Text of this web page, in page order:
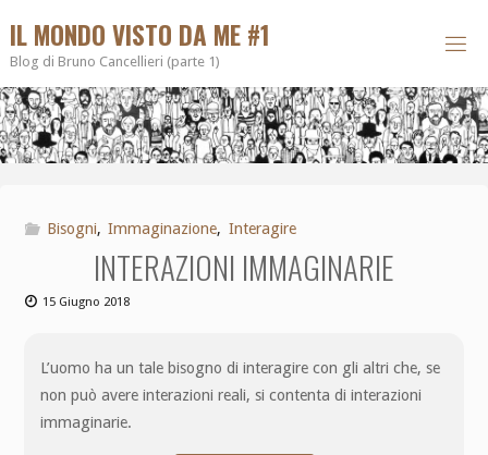
IL MONDO VISTO DA ME #1
Blog di Bruno Cancellieri (parte 1)
Bisogni, Immaginazione, Interagire
INTERAZIONI IMMAGINARIE
15 Giugno 2018
L’uomo ha un tale bisogno di interagire con gli altri che, se
non può avere interazioni reali, si contenta di interazioni
immaginarie.